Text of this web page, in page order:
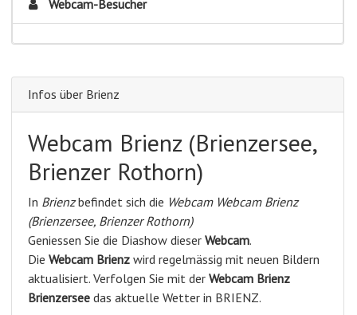
Webcam-Besucher
Infos über Brienz
Webcam Brienz (Brienzersee,
Brienzer Rothorn)
In Brienzbefindet sich die Webcam Webcam Brienz
(Brienzersee, Brienzer Rothorn)
Geniessen Sie die Diashow dieser Webcam.
Die Webcam Brienz wird regelmässig mit neuen Bildern
aktualisiert. Verfolgen Sie mit der Webcam Brienz
Brienzersee das aktuelle Wetter in BRIENZ.